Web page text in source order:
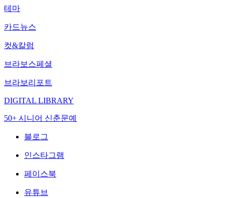
테마
카드뉴스
컷&칼럼
브라보스페셜
브라보리포트
DIGITAL LIBRARY
50+ 시니어 신춘문예
블로그
인스타그램
페이스북
유튜브